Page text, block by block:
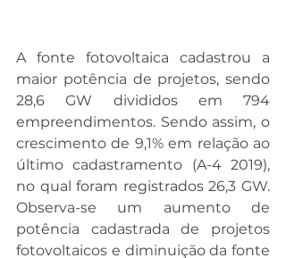
A fonte fotovoltaica cadastrou a
maior potência de projetos, sendo
28,6 GW divididos em 794
empreendimentos. Sendo assim, o
crescimento de 9,1% em relação ao
último cadastramento (A-4 2019),
no qual foram registrados 26,3 GW.
Observa-se um aumento de
potência cadastrada de projetos
fotovoltaicos e diminuição da fonte